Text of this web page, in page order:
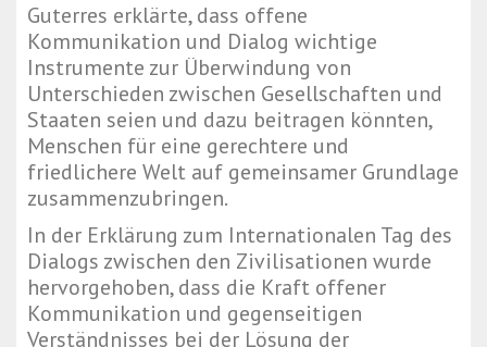
Guterres erklärte, dass offene
Kommunikation und Dialog wichtige
Instrumente zur Überwindung von
Unterschieden zwischen Gesellschaften und
Staaten seien und dazu beitragen könnten,
Menschen für eine gerechtere und
friedlichere Welt auf gemeinsamer Grundlage
zusammenzubringen.
In der Erklärung zum Internationalen Tag des
Dialogs zwischen den Zivilisationen wurde
hervorgehoben, dass die Kraft offener
Kommunikation und gegenseitigen
Verständnisses bei der Lösung der